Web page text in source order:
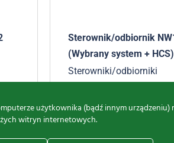
Sterownik/odbiornik
(Wybrany system + HCS)
Sterowniki/odbiorniki
zewnętrzne
184,50 zł 328,00zł
użytkownika (bądź innym urządzeniu)
witryn internetowych.